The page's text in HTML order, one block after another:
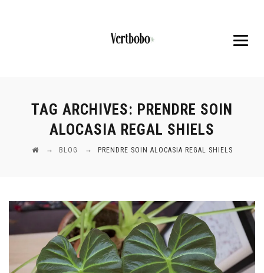
TAG ARCHIVES: PRENDRE SOIN
ALOCASIA REGAL SHIELS
→ BLOG → PRENDRE SOIN ALOCASIA REGAL SHIELS